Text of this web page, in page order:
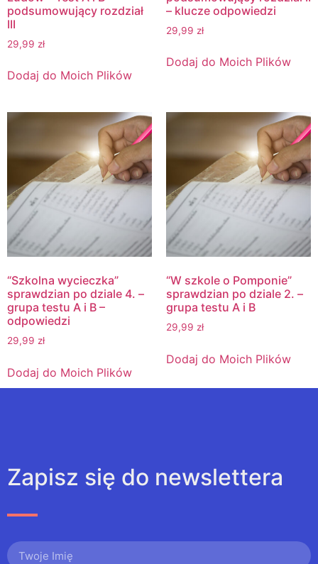
podsumowujący rozdział
III
29,99 zł
Dodaj do Moich Plików
– klucze odpowiedzi
29,99 zł
Dodaj do Moich Plików
“Szkolna wycieczka”
sprawdzian po dziale 4. –
grupa testu A i B –
odpowiedzi
29,99 zł
Dodaj do Moich Plików
“W szkole o Pomponie”
sprawdzian po dziale 2. –
grupa testu A i B
29,99 zł
Dodaj do Moich Plików
Zapisz się do newslettera